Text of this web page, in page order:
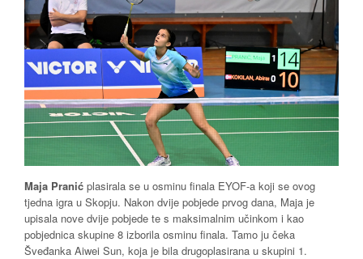
Maja Pranić plasirala se u osminu finala EYOF-a koji se ovog
tjedna igra u Skopju. Nakon dvije pobjede prvog dana, Maja je
upisala nove dvije pobjede te s maksimalnim učinkom i kao
pobjednica skupine 8 izborila osminu finala. Tamo ju čeka
Šveđanka Aiwei Sun, koja je bila drugoplasirana u skupini 1.